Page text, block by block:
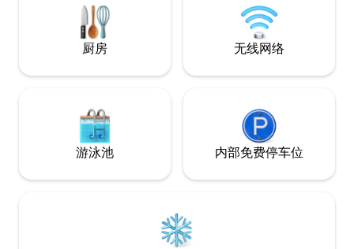
东加（ Covadong 是远离喧嚣、享受大自
然的理想去处！
厨房 无线网络
游泳池 内部免费停车位